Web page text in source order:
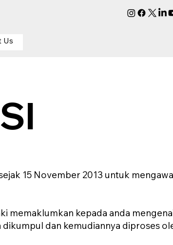
Us
15 November 2013 untuk
memaklumkan kepada anda
dan kemudiannya diproses